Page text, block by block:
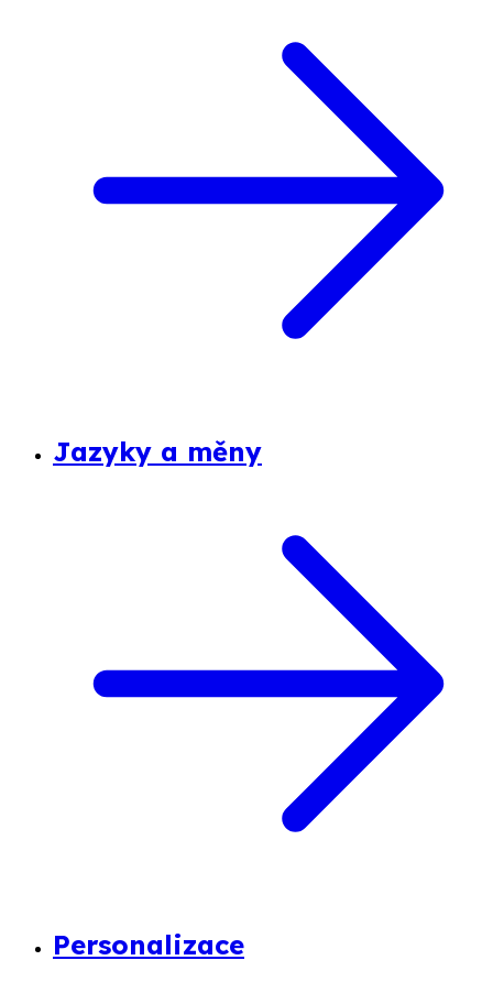
Jazyky a měny
Personalizace